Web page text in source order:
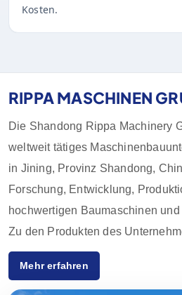
Kosten.
RIPPA MASCHINEN
Die Shandong Rippa Machinery
weltweit tätiges
in Jining, Provinz Shandong,
Forschung, Entwicklung,
hochwertigen Baumaschinen
Zu den Produkten des
Lader, Gabelstapler,
Mehr erfahren